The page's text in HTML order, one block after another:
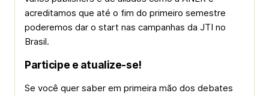
acreditamos que até o fim do primeiro semestre
poderemos dar o start nas campanhas da JTI no
Brasil.
Participe e atualize-se!
Se você quer saber em primeira mão dos debates